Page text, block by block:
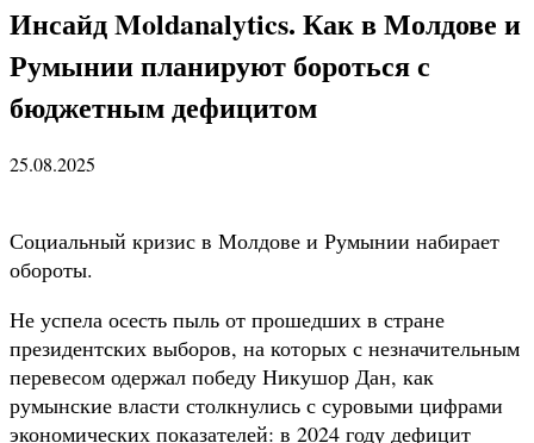
Инсайд Moldanalytics. Как в Молдове и
Румынии планируют бороться с
бюджетным дефицитом
25.08.2025
Социальный кризис в Молдове и Румынии набирает
обороты.
Не успела осесть пыль от прошедших в стране
президентских выборов, на которых с незначительным
перевесом одержал победу Никушор Дан, как
румынские власти столкнулись с суровыми цифрами
экономических показателей: в 2024 году дефицит